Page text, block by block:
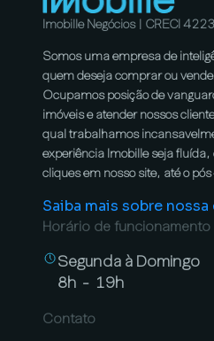
Imobille Negócios | CRECI
Somos uma empresa de
quem deseja comprar ou
Ocupamos posição de
imóveis e atender nossos
qual trabalhamos
experiência Imobille seja
cliques em nosso site, até o
Saiba mais sobre nossa
Horário de funcionamento
Segunda à Domingo
8h - 19h
Contato